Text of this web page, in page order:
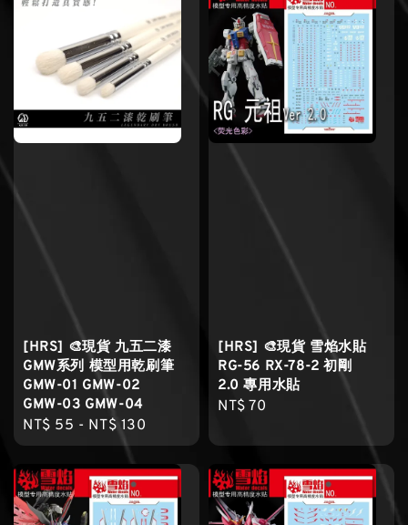
[HRS] 🎨現貨 九五二漆
GMW系列 模型用乾刷筆
GMW-01 GMW-02
GMW-03 GMW-04
Regular
price
NT$ 55 - NT$ 130
[HRS] 🎨現貨 雪焰水貼
RG-56 RX-78-2 初剛
2.0 專用水貼
Regular
NT$ 70